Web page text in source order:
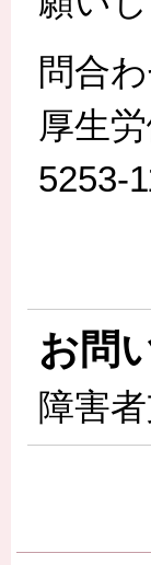
問合
厚生
5253-
お問
障害